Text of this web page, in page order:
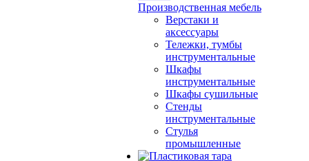
Производственная мебель
Верстаки и
аксессуары
Тележки, тумбы
инструментальные
Шкафы
инструментальные
Шкафы сушильные
Стенды
инструментальные
Cтулья
промышленные